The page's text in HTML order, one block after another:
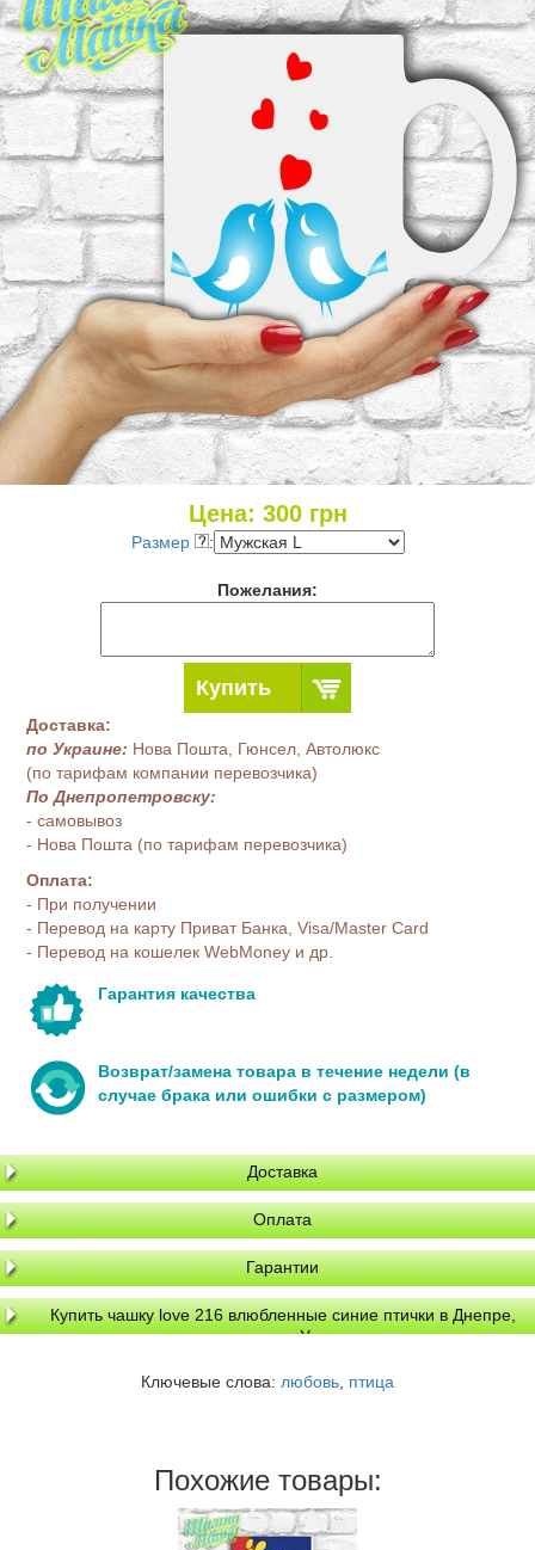
Цена: 300грн
Размер :
Пожелания:
Купить
Доставка:
по Украине: Нова Пошта, Гюнсел, Автолюкс
(по тарифам компании перевозчика)
По Днепропетровску:
- самовывоз
- Нова Пошта (по тарифам перевозчика)
Оплата:
- При получении
- Перевод на карту Приват Банка, Visa/Master Card
- Перевод на кошелек WebMoney и др.
Гарантия качества
Возврат/замена товара в течение недели (в
случае брака или ошибки с размером)
Доставка
Оплата
Гарантии
Купить чашку love 216 влюбленные синие птички в Днепре,
доставка по Украине
Ключевые слова: любовь птица
Похожие товары: